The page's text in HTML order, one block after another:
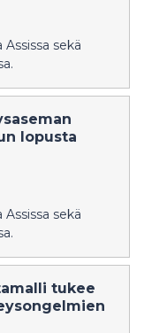
sekä
lopusta
sekä
tukee